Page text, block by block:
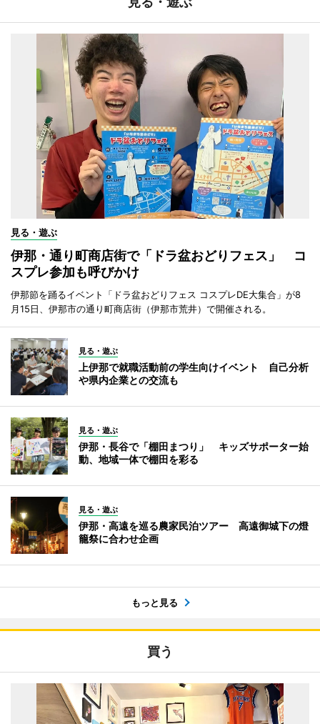
見る・遊ぶ
伊那・通り町商店街で「ドラ盆おどりフェス」 コ
スプレ参加も呼びかけ
伊那節を踊るイベント「ドラ盆おどりフェス コスプレDE大集合」が8
月15日、伊那市の通り町商店街（伊那市荒井）で開催される。
見る・遊ぶ
上伊那で就職活動前の学生向けイベント 自己分析
や県内企業との交流も
見る・遊ぶ
伊那・長谷で「棚田まつり」 キッズサポーター始
動、地域一体で棚田を彩る
見る・遊ぶ
伊那・高遠を巡る農家民泊ツアー 高遠御城下の燈
籠祭に合わせ企画
もっと見る
買う